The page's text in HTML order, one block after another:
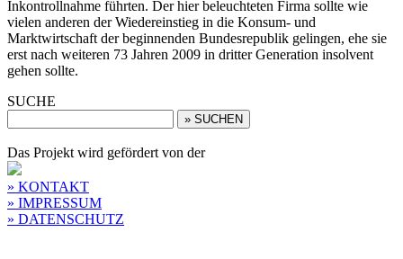
Inkontrollnahme führten. Der hier beleuchteten Firma sollte wie
vielen anderen der Wiedereinstieg in die Konsum- und
Marktwirtschaft der beginnenden Bundesrepublik gelingen, ehe sie
erst nach weiteren 73 Jahren 2009 in dritter Generation insolvent
gehen sollte.
SUCHE
Das Projekt wird gefördert von der
» KONTAKT
» IMPRESSUM
» DATENSCHUTZ